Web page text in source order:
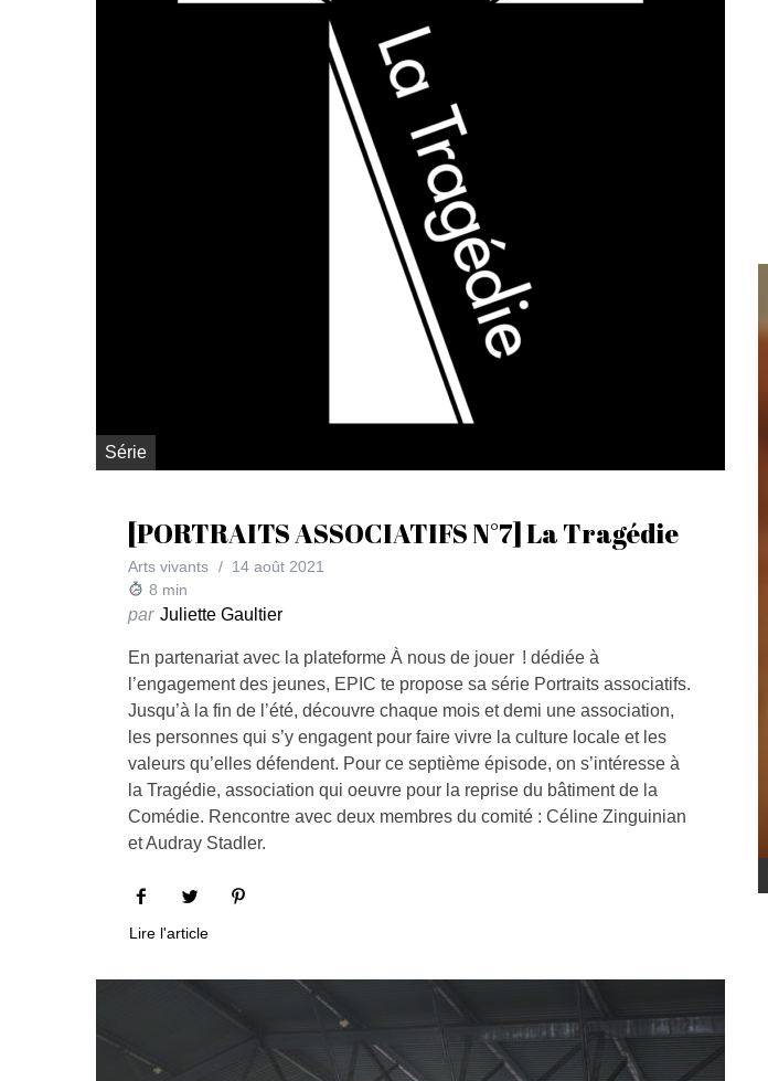
Série
[PORTRAITS ASSOCIATIFS N°7] La Tragédie
Arts vivants
14 août 2021
8 min
par Juliette Gaultier
En partenariat avec la plateforme À nous de jouer ! dédiée à
l’engagement des jeunes, EPIC te propose sa série Portraits associatifs.
Jusqu’à la fin de l’été, découvre chaque mois et demi une association,
les personnes qui s’y engagent pour faire vivre la culture locale et les
valeurs qu’elles défendent. Pour ce septième épisode, on s’intéresse à
la Tragédie, association qui oeuvre pour la reprise du bâtiment de la
Comédie. Rencontre avec deux membres du comité : Céline Zinguinian
et Audray Stadler.
Lire l'article